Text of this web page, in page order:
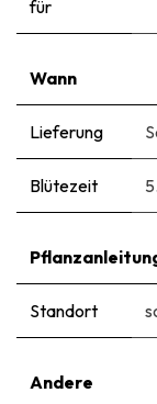
für
Wann
Lieferung
Blütezeit
Standort
Andere